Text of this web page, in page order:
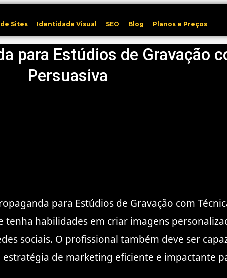
Sites Identidade Visual SEO Blog Planos e Preços
para Estúdios de Gravação
Persuasiva
para Estúdios de Gravação com
habilidades em criar imagens
sociais. O profissional também deve ser
de marketing eficiente e impactante